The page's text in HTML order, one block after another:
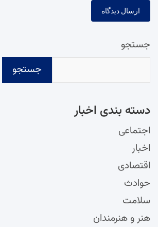
جستجو
جستجو
دسته‌ بندی اخبار
اجتماعی
اخبار
اقتصادی
حوادث
سلامت
هنر و هنرمندان